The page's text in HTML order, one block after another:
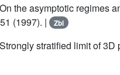
the asymptotic regimes
(1997). | Zbl
stratified limit of 3D